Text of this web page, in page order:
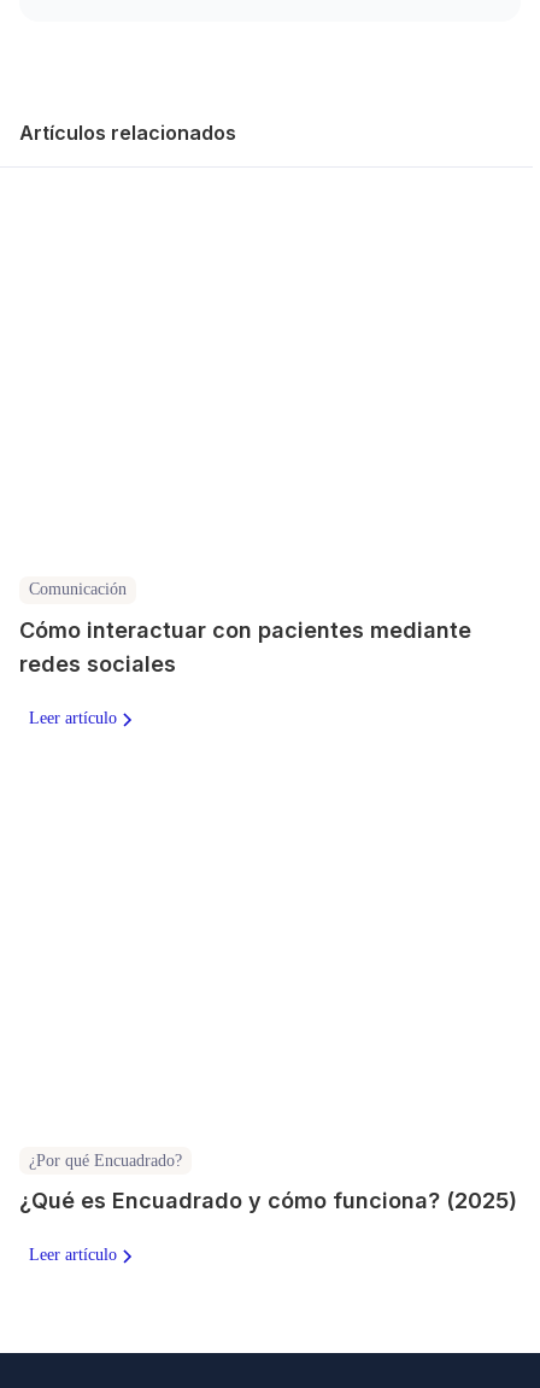
Artículos relacionados
Comunicación
Cómo interactuar con pacientes mediante
redes sociales
Leer artículo
¿Por qué Encuadrado?
¿Qué es Encuadrado y cómo funciona? (2025)
Leer artículo